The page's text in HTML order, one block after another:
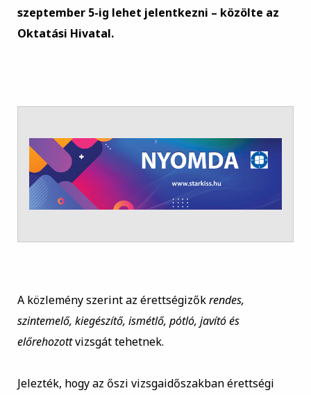
szeptember 5-ig lehet jelentkezni – közölte az
Oktatási Hivatal.
A közlemény szerint az érettségizőkrendes,
szintemelő, kiegészítő, ismétlő, pótló, javító és
előrehozottvizsgát tehetnek.
Jelezték, hogy az őszi vizsgaidőszakban érettségi